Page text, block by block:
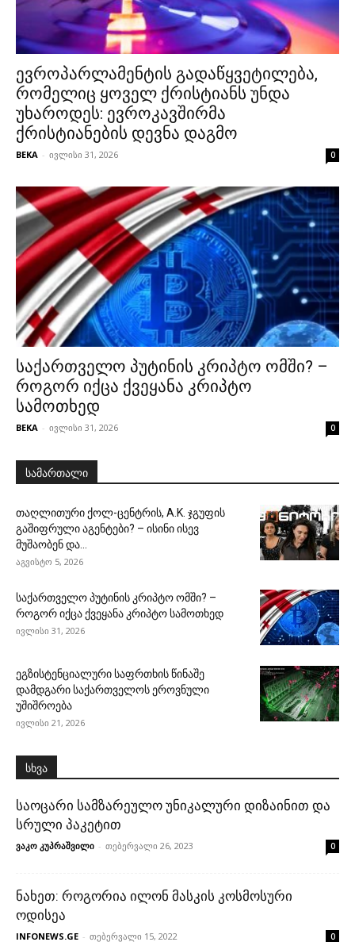
ევროპარლამენტის გადაწყვეტილება,
რომელიც ყოველ ქრისტიანს უნდა
უხაროდეს: ევროკავშირმა
ქრისტიანების დევნა დაგმო
BEKA - ივლისი 31, 2026 0
საქართველო პუტინის კრიპტო ომში? –
როგორ იქცა ქვეყანა კრიპტო
სამოთხედ
BEKA - ივლისი 31, 2026 0
სამართალი
თაღლითური ქოლ-ცენტრის, A.K. ჯგუფის
გაშიფრული აგენტები? – ისინი ისევ
მუშაობენ და...
აგვისტო 5, 2026
საქართველო პუტინის კრიპტო ომში? –
როგორ იქცა ქვეყანა კრიპტო სამოთხედ
ივლისი 31, 2026
ეგზისტენციალური საფრთხის წინაშე
დამდგარი საქართველოს ეროვნული
უშიშროება
ივლისი 21, 2026
სხვა
საოცარი სამზარეულო უნიკალური დიზაინით და
სრული პაკეტით
ვაკო კუპრაშვილი - თებერვალი 26, 2023 0
ნახეთ: როგორია ილონ მასკის კოსმოსური
ოდისეა
INFONEWS.GE - თებერვალი 15, 2022 0